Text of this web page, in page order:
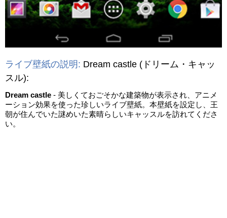
ライブ壁紙の説明: Dream castle (ドリーム・キャッ
スル):
Dream castle - 美しくておごそかな建築物が表示され、アニメ
ーション効果を使った珍しいライブ壁紙。本壁紙を設定し、王
朝が住んでいた謎めいた素晴らしいキャッスルを訪れてくださ
い。